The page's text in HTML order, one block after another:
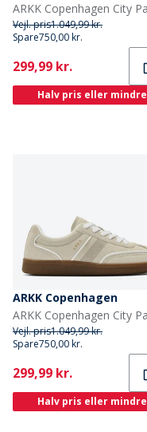
Vejl. pris1.049,99 kr.
Spare750,00 kr.
Current
299,99 kr.
Halv pris eller mindre
ARKK Copenhagen
Vejl. pris1.049,99 kr.
Spare750,00 kr.
Current
299,99 kr.
Halv pris eller mindre